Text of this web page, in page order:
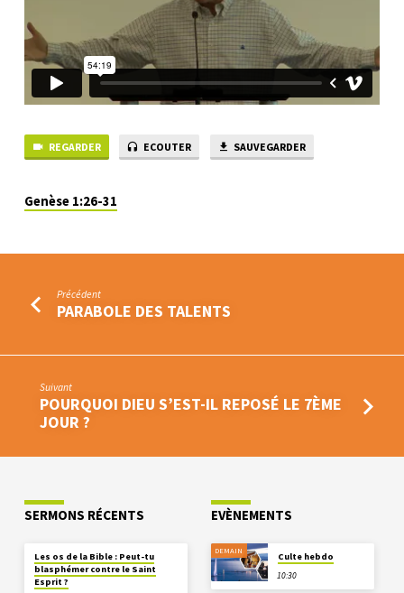
REGARDER ECOUTER SAUVEGARDER
Genèse 1:26-31
Précédent
PARABOLE DES TALENTS
Suivant
POURQUOI DIEU S’EST-IL REPOSÉ LE 7ÈME
JOUR ?
SERMONS RÉCENTS
Les os de la Bible : Peut-tu
blasphémer contre le Saint
Esprit ?
EVÈNEMENTS
DEMAIN
Culte hebdo
10:30